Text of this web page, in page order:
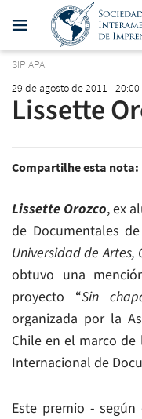
SIPIAPA
29 de agosto de 2011 - 20:00
Lissette
Compartilhe esta nota:
Lissette Orozco, ex
de Documentales
Universidad de Artes,
obtuvo una
proyecto “Sin
organizada por la
Chile en el marco
Internacional de
Este premio -